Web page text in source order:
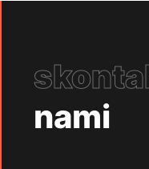
nami